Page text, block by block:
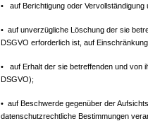
• auf Berichtigung oder Vervollständigung
• auf unverzügliche Löschung der sie
DSGVO erforderlich ist, auf
• auf Erhalt der sie betreffenden und von
DSGVO);
• auf Beschwerde gegenüber der
datenschutzrechtliche Bestimmungen